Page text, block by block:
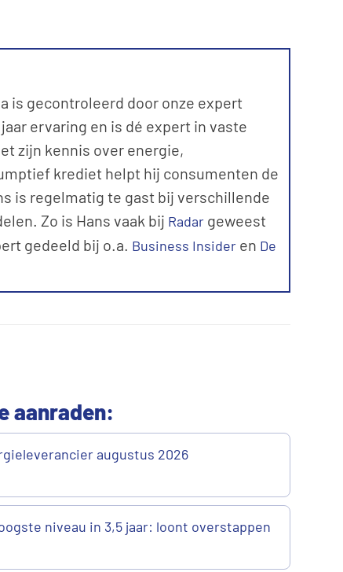
is gecontroleerd door onze expert
ervaring en is dé expert in vaste
zijn kennis over energie,
krediet helpt hij consumenten de
is regelmatig te gast bij verschillende
Zo is Hans vaak bij Radar geweest
gedeeld bij o.a. Business Insider en De
aanraden:
augustus 2026
niveau in 3,5 jaar: loont overstappen